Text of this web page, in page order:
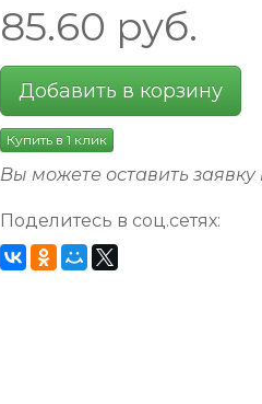
85.60 руб.
Добавить в корзину
Купить в 1 клик
Вы можете оставить
Поделитесь в соц.сетях: